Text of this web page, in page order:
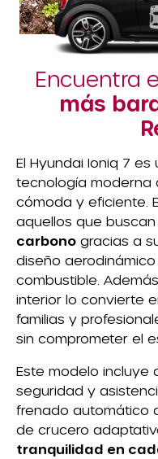
Encuentra
más
El Hyundai Ioniq 7
tecnología moderna
cómoda y eficiente.
aquellos que buscan
carbono gracias a
diseño
combustible.
interior lo convierte
familias y
sin comprometer el
Este modelo incluye
seguridad y
frenado automático
de crucero
tranquilidad en